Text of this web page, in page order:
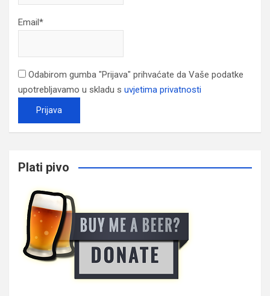
Email*
Odabirom gumba "Prijava" prihvaćate da Vaše podatke
upotrebljavamo u skladu s uvjetima privatnosti
Plati pivo